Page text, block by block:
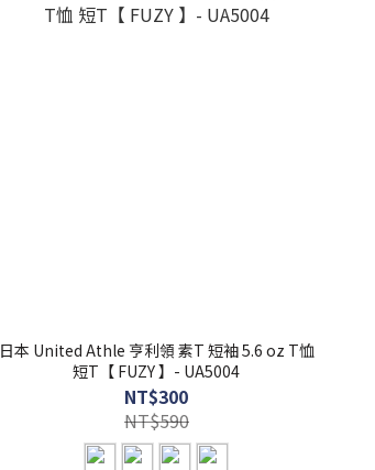
日本 United Athle 亨利領 素T 短袖 5.6 oz T恤
短T【 FUZY 】- UA5004
NT$300
NT$590